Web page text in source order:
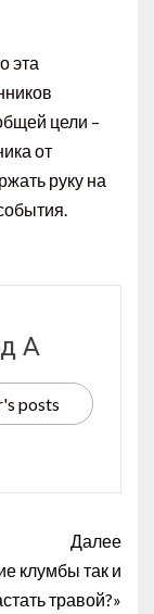
эта
цели –
от
руку на
А
posts
Далее
клумбы так и
травой?»